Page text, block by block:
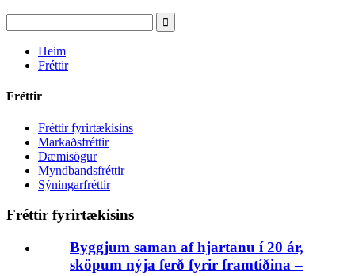
Heim
Fréttir
Fréttir
Fréttir fyrirtækisins
Markaðsfréttir
Dæmisögur
Myndbandsfréttir
Sýningarfréttir
Fréttir fyrirtækisins
Byggjum saman af hjartanu í 20 ár,
sköpum nýja ferð fyrir framtíðina –